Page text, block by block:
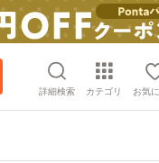
詳細検索 カテゴリ お気